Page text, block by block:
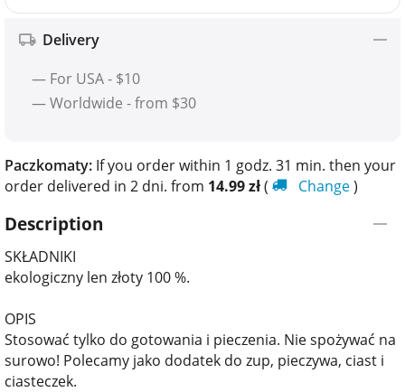
Delivery
— For USA - $10
— Worldwide - from $30
Paczkomaty: If you order within 1 godz. 31 min. then your
order delivered in 2 dni. from 14.99zł( Change)
Description
SKŁADNIKI
ekologiczny len złoty 100 %.
OPIS
Stosować tylko do gotowania i pieczenia. Nie spożywać na
surowo! Polecamy jako dodatek do zup, pieczywa, ciast i
ciasteczek.